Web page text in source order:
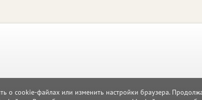
о cookie-файлах или изменить настройки браузера.